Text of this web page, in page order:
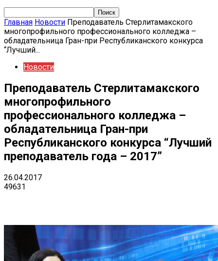
Главная Новости Преподаватель Стерлитамакского
многопрофильного профессионального колледжа –
обладательница Гран-при Республиканского конкурса
“Лучший...
Новости
Преподаватель Стерлитамакского
многопрофильного
профессионального колледжа –
обладательница Гран-при
Республиканского конкурса “Лучший
преподаватель года – 2017”
26.04.2017
49631